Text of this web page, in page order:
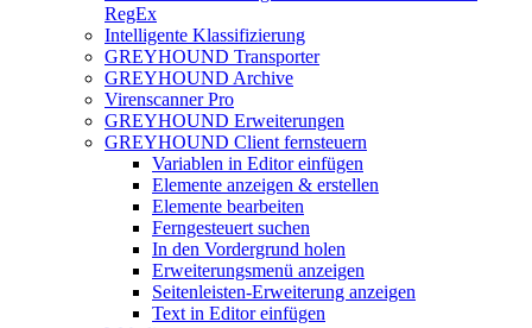
RegEx
Intelligente Klassifizierung
GREYHOUND Transporter
GREYHOUND Archive
Virenscanner Pro
GREYHOUND Erweiterungen
GREYHOUND Client fernsteuern
Variablen in Editor einfügen
Elemente anzeigen & erstellen
Elemente bearbeiten
Ferngesteuert suchen
In den Vordergrund holen
Erweiterungsmenü anzeigen
Seitenleisten-Erweiterung anzeigen
Text in Editor einfügen